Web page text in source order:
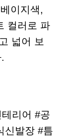
이지색,
컬러로 파
넓어 보
리어 #공
신발장 #틈